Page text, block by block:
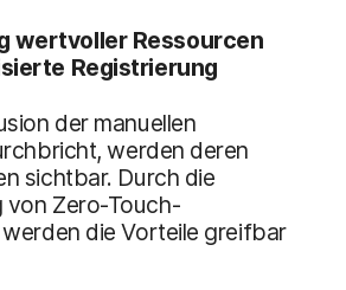
wertvoller Ressourcen
Registrierung
der manuellen
werden deren
sichtbar. Durch die
von Zero-Touch-
die Vorteile greifbar